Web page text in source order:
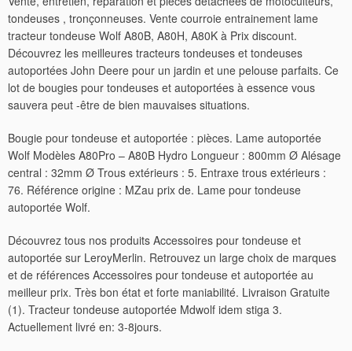
tondeuses , tronçonneuses. Vente courroie entrainement lame
tracteur tondeuse Wolf A80B, A80H, A80K à Prix discount.
Découvrez les meilleures tracteurs tondeuses et tondeuses
autoportées John Deere pour un jardin et une pelouse parfaits. Ce
lot de bougies pour tondeuses et autoportées à essence vous
sauvera peut -être de bien mauvaises situations.
Bougie pour tondeuse et autoportée : pièces. Lame autoportée
Wolf Modèles A80Pro – A80B Hydro Longueur : 800mm Ø Alésage
central : 32mm Ø Trous extérieurs : 5. Entraxe trous extérieurs :
76. Référence origine : MZau prix de. Lame pour tondeuse
autoportée Wolf.
Découvrez tous nos produits Accessoires pour tondeuse et
autoportée sur LeroyMerlin. Retrouvez un large choix de marques
et de références Accessoires pour tondeuse et autoportée au
meilleur prix. Très bon état et forte maniabilité. Livraison Gratuite
(1). Tracteur tondeuse autoportée Mdwolf idem stiga 3.
Actuellement livré en: 3-8jours.